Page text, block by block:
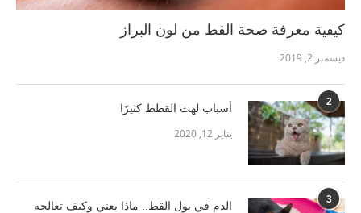
كيفية معرفة صحة القط من لون البراز
ديسمبر 2, 2019
2 أسباب لهث القطط كثيرًا
يناير 12, 2020
3 الدم في بول القط.. ماذا يعني وكيف تعالجه